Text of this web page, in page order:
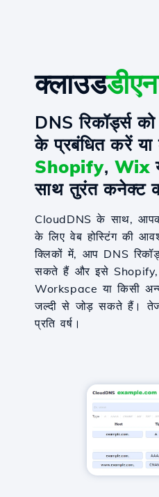
क्लाउड
DNS रिकॉर्ड्स को
के प्रबंधित करें या
Shopify, Wix
साथ तुरंत कनेक्ट
CloudDNS के साथ,
के लिए वेब होस्टिंग की
क्लिकों में, आप DNS
सकते हैं और इसे
Workspace या किसी
जल्दी से जोड़ सकते हैं।
प्रति वर्ष।